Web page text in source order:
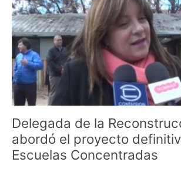
Delegada de la
abordó el proyecto
Escuelas Concentradas